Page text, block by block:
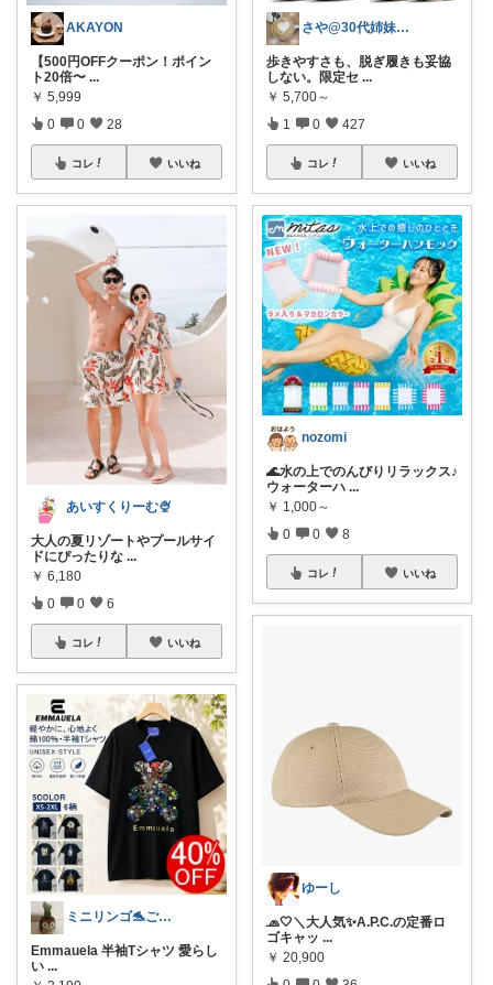
AKAYON
【500円OFFクーポン！ポイン
ト20倍〜 ...
￥ 5,999
0 0 28
コレ いいね
あいすくりーむ🍨
大人の夏リゾートやプールサイ
ドにぴったりな ...
￥ 6,180
0 0 6
コレ いいね
ミニリンゴ🐬ご縁に感謝🌻ありがとう
Emmauela 半袖Tシャツ 愛らし
い ...
さや@30代姉妹ママ
歩きやすさも、脱ぎ履きも妥協
しない。限定セ ...
￥ 5,700～
1 0 427
コレ いいね
nozomi
🌊水の上でのんびりリラックス♪
ウォーターハ ...
￥ 1,000～
0 0 8
コレ いいね
ゆーし
🧢🤍＼大人気✨A.P.C.の定番ロ
ゴキャッ ...
￥ 20,900